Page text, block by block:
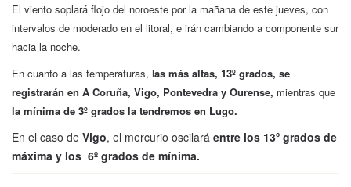
El viento soplará flojo del noroeste por la mañana de este jueves, con
intervalos de moderado en el litoral, e irán cambiando a componente sur
hacia la noche.
En cuanto a las temperaturas, las más altas, 13º grados, se
registrarán en A Coruña, Vigo, Pontevedra y Ourense, mientras que
la mínima de 3º grados la tendremos en Lugo.
En el caso de Vigo, el mercurio oscilará entre los 13º grados de
máxima y los 6º grados de mínima.